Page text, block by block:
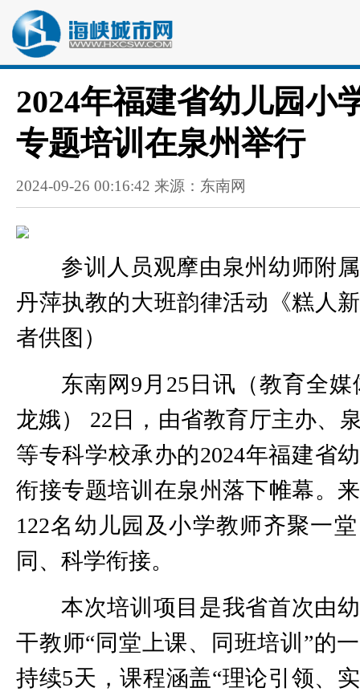
2024年福建省幼儿园小
专题培训在泉州举行
2024-09-26 00:16:42 来源：东南网
参训人员观摩由泉州幼师附
丹萍执教的大班韵律活动《糕人
者供图）
东南网9月25日讯（教育全
龙娥） 22日，由省教育厅主办、
等专科学校承办的2024年福建省
衔接专题培训在泉州落下帷幕。
122名幼儿园及小学教师齐聚一
同、科学衔接。
本次培训项目是我省首次由
干教师“同堂上课、同班培训”的
持续5天，课程涵盖“理论引领、